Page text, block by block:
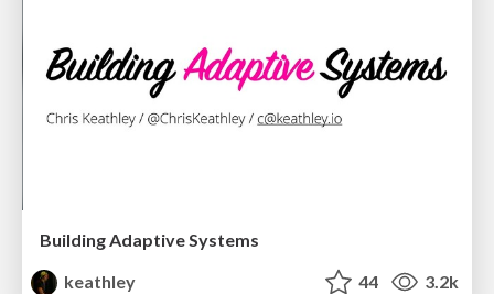
Building Adaptive Systems
keathley
44 3.2k